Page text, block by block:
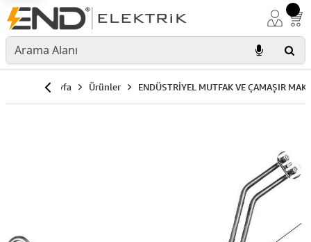
Anasayfa Ürünler ENDÜSTRİYEL MUTFAK VE ÇAMAŞIR